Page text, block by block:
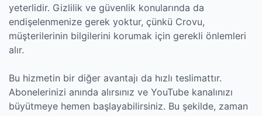
yeterlidir. Gizlilik ve güvenlik konularında da
endişelenmenize gerek yoktur, çünkü Crovu,
müşterilerinin bilgilerini korumak için gerekli önlemleri
alır.
Bu hizmetin bir diğer avantajı da hızlı teslimattır.
Abonelerinizi anında alırsınız ve YouTube kanalınızı
büyütmeye hemen başlayabilirsiniz. Bu şekilde, zaman